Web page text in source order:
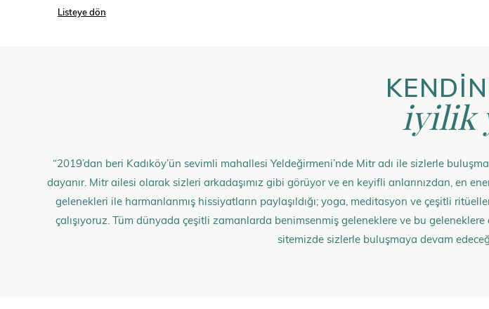
Listeye dön
iyilik
“2019’dan beri Kadıköy’ün sevimli mahallesi Yeldeğirmeni’nde Mitr adı ile sizlerle
dayanır. Mitr ailesi olarak sizleri arkadaşımız gibi görüyor ve en keyifli anlarınızdan, en
gelenekleri ile harmanlanmış hissiyatların paylaşıldığı; yoga, meditasyon ve çeşitli
çalışıyoruz. Tüm dünyada çeşitli zamanlarda benimsenmiş geleneklere ve bu
sitemizde sizlerle buluşmaya devam